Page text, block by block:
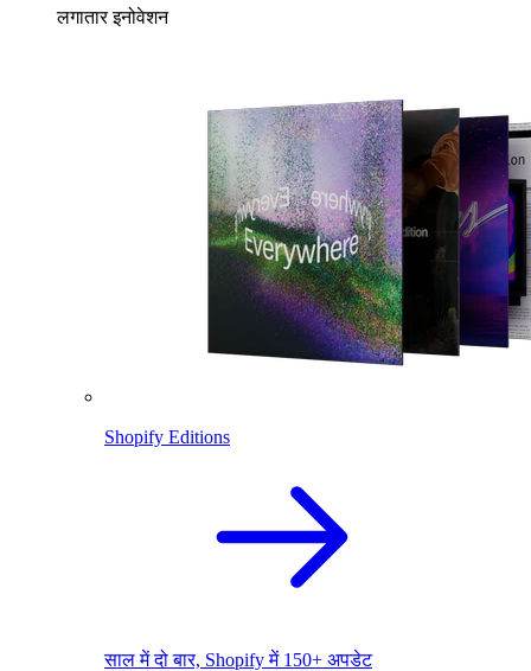
लगातार इनोवेशन
Shopify Editions
साल में दो बार, Shopify में 150+ अपडेट